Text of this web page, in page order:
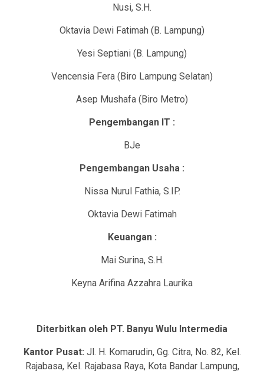
Nusi, S.H.
Oktavia Dewi Fatimah (B. Lampung)
Yesi Septiani (B. Lampung)
Vencensia Fera (Biro Lampung Selatan)
Asep Mushafa (Biro Metro)
Pengembangan IT :
BJe
Pengembangan Usaha :
Nissa Nurul Fathia, S.IP.
Oktavia Dewi Fatimah
Keuangan :
Mai Surina, S.H.
Keyna Arifina Azzahra Laurika
Diterbitkan oleh PT. Banyu Wulu Intermedia
Kantor Pusat: Jl. H. Komarudin, Gg. Citra, No. 82, Kel.
Rajabasa, Kel. Rajabasa Raya, Kota Bandar Lampung,